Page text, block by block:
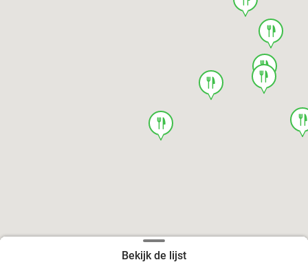
food
food
food
food
food
Bekijk de lijst